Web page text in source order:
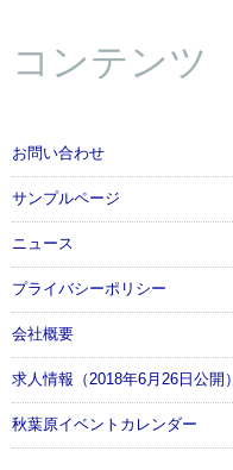
コンテンツ
お問い合わせ
サンプルページ
ニュース
プライバシーポリシー
会社概要
求人情報（2018年6月26日公開）
秋葉原イベントカレンダー